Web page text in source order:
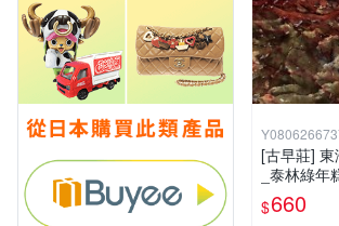
[古早莊]
_泰林綠
g..QQ.溫
008
$660